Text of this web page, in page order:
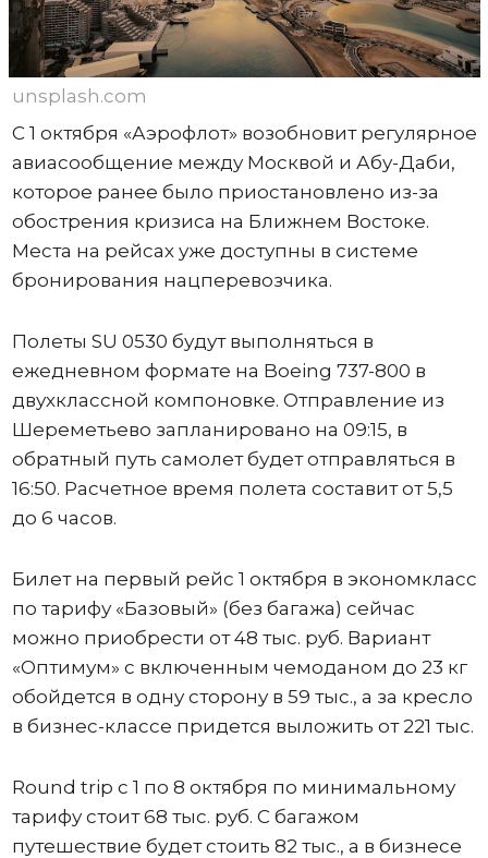
unsplash.com
С 1 октября «Аэрофлот» возобновит регулярное
авиасообщение между Москвой и Абу-Даби,
которое ранее было приостановлено из-за
обострения кризиса на Ближнем Востоке.
Места на рейсах уже доступны в системе
бронирования нацперевозчика.
Полеты SU 0530 будут выполняться в
ежедневном формате на Boeing 737-800 в
двухклассной компоновке. Отправление из
Шереметьево запланировано на 09:15, в
обратный путь самолет будет отправляться в
16:50. Расчетное время полета составит от 5,5
до 6 часов.
Билет на первый рейс 1 октября в экономкласс
по тарифу «Базовый» (без багажа) сейчас
можно приобрести от 48 тыс. руб. Вариант
«Оптимум» с включенным чемоданом до 23 кг
обойдется в одну сторону в 59 тыс., а за кресло
в бизнес-классе придется выложить от 221 тыс.
Round trip с 1 по 8 октября по минимальному
тарифу стоит 68 тыс. руб. С багажом
путешествие будет стоить 82 тыс., а в бизнесе